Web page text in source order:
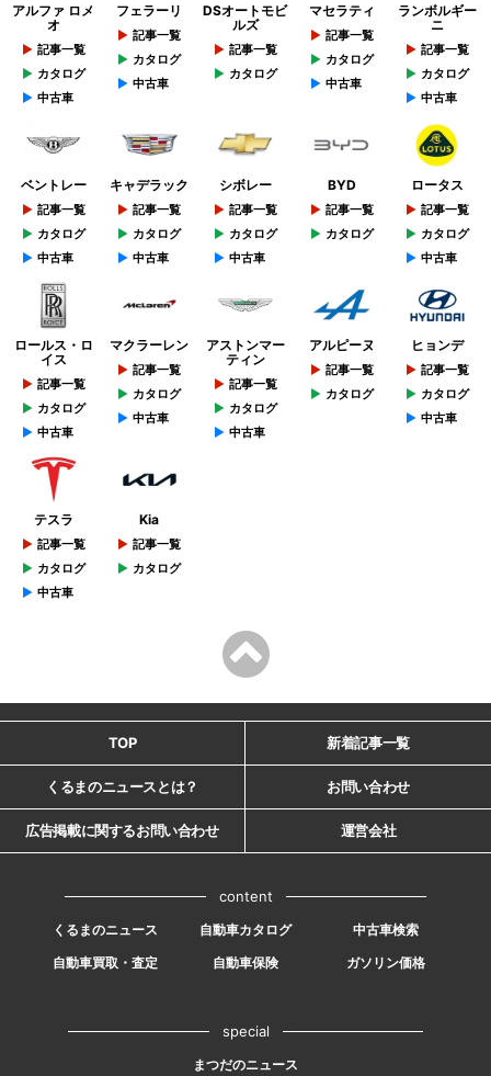
アルファ ロメ
オ
記事一覧
カタログ
中古車
フェラーリ
記事一覧
カタログ
中古車
DSオートモビ
ルズ
記事一覧
カタログ
マセラティ
記事一覧
カタログ
中古車
ランボルギー
ニ
記事一覧
カタログ
中古車
ベントレー
記事一覧
カタログ
中古車
キャデラック
記事一覧
カタログ
中古車
シボレー
記事一覧
カタログ
中古車
BYD
記事一覧
カタログ
ロータス
記事一覧
カタログ
中古車
ロールス・ロ
イス
記事一覧
カタログ
中古車
マクラーレン
記事一覧
カタログ
中古車
アストンマー
ティン
記事一覧
カタログ
中古車
アルピーヌ
記事一覧
カタログ
ヒョンデ
記事一覧
カタログ
中古車
テスラ
記事一覧
カタログ
中古車
Kia
記事一覧
カタログ
TOP 新着記事一覧
くるまのニュースとは？ お問い合わせ
広告掲載に関するお問い合わせ 運営会社
content
くるまのニュース 自動車カタログ
中古車検索
自動車買取・査定
自動車保険 ガソリン価格
special
まつだのニュース